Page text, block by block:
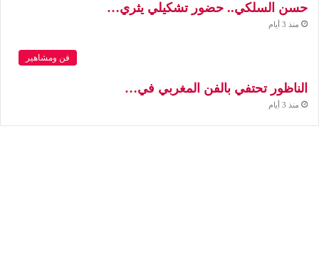
حسن السلكي.. حضور تشكيلي يثري…
منذ 3 أيام
فن ومشاهير
الناظور تحتفي بالفن المغربي في…
منذ 3 أيام